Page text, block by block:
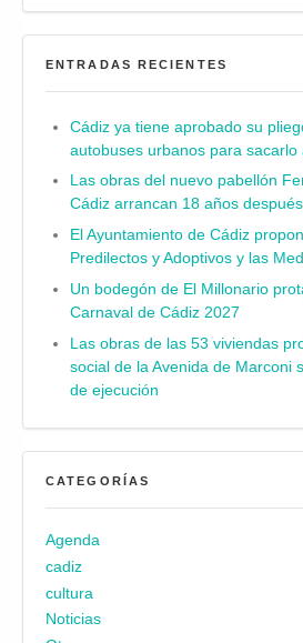
ENTRADAS RECIENTES
Cádiz ya tiene aprobado su
autobuses urbanos para sacarlo
Las obras del nuevo pabellón
Cádiz arrancan 18 años
El Ayuntamiento de Cádiz
Predilectos y Adoptivos y las
Un bodegón de El Millonario
Carnaval de Cádiz 2027
Las obras de las 53 viviendas
social de la Avenida de Marconi
de ejecución
CATEGORÍAS
Agenda
cadiz
cultura
Noticias